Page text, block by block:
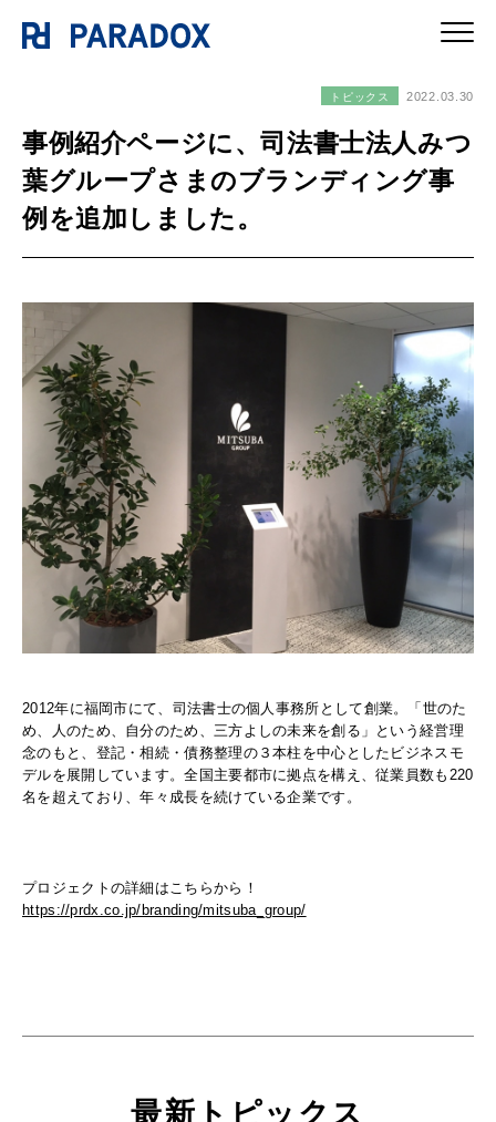
トピックス 2022.03.30
事例紹介ページに、司法書士法人みつ
葉グループさまのブランディング事
例を追加しました。
2012年に福岡市にて、司法書士の個人事務所として創業。「世のた
め、人のため、自分のため、三方よしの未来を創る」という経営理
念のもと、登記・相続・債務整理の３本柱を中心としたビジネスモ
デルを展開しています。全国主要都市に拠点を構え、従業員数も220
名を超えており、年々成長を続けている企業です。
プロジェクトの詳細はこちらから！
https://prdx.co.jp/branding/mitsuba_group/
最新トピックス